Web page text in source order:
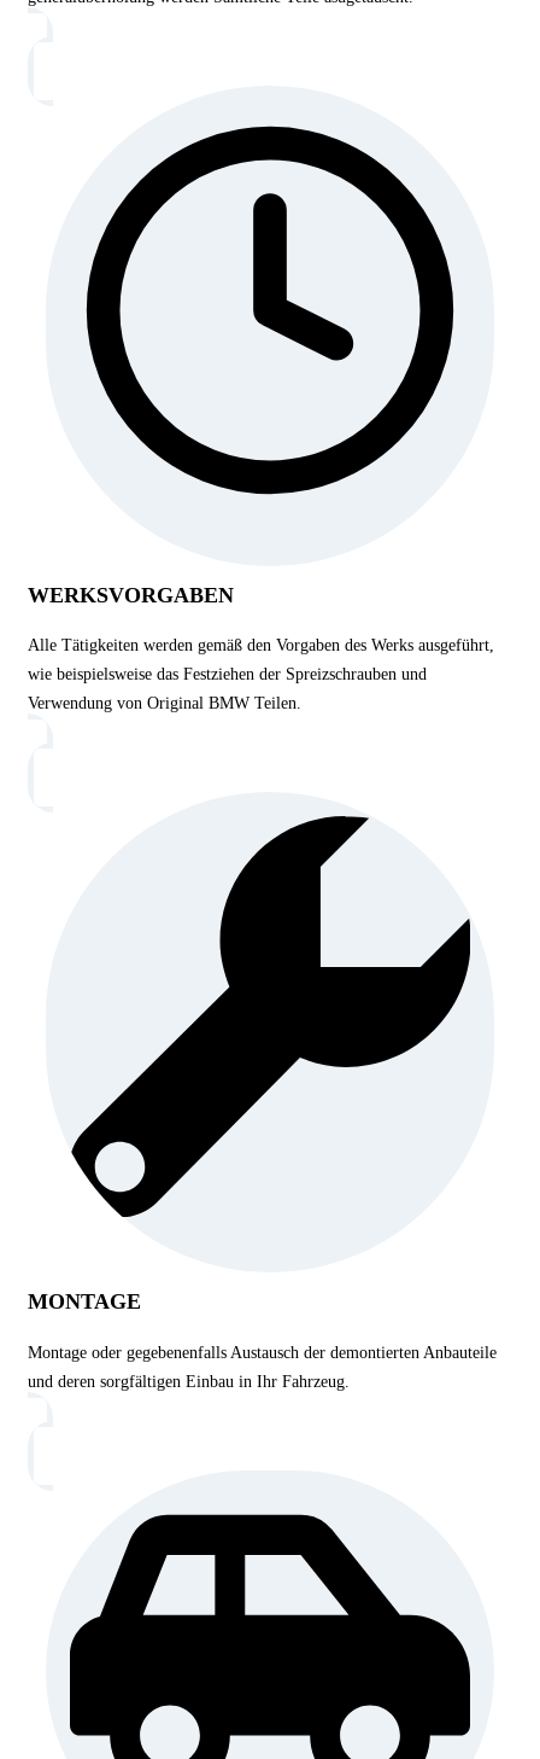
WERKSVORGABEN
Alle Tätigkeiten werden gemäß den Vorgaben des Werks ausgeführt,
wie beispielsweise das Festziehen der Spreizschrauben und
Verwendung von Original BMW Teilen.
MONTAGE
Montage oder gegebenenfalls Austausch der demontierten Anbauteile
und deren sorgfältigen Einbau in Ihr Fahrzeug.